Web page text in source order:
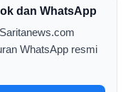
dan WhatsApp
WhatsApp resmi